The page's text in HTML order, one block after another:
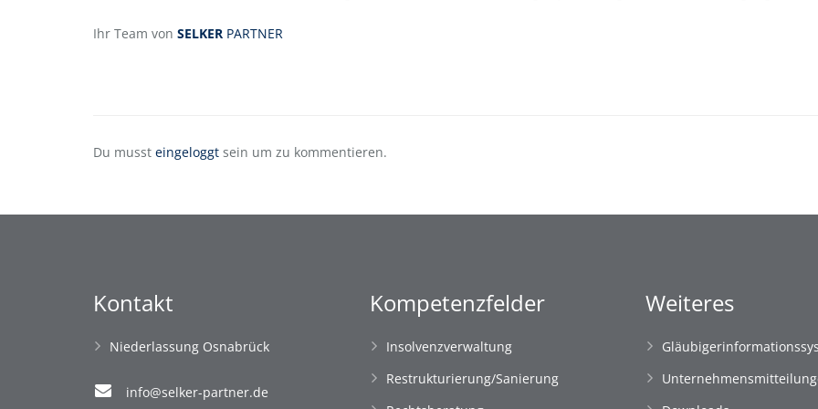
Ihr Team von SELKER PARTNER
Du musst eingeloggt sein um zu kommentieren.
Kontakt
Niederlassung Osnabrück
info@selker-partner.de
Kompetenzfelder
Insolvenzverwaltung
Restrukturierung/Sanierung
Weiteres